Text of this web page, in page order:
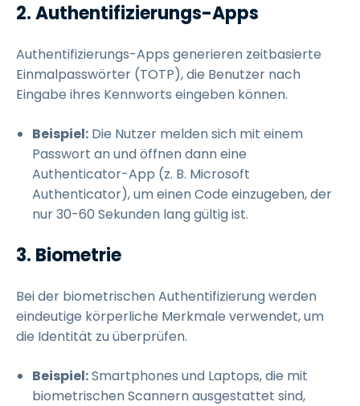
2. Authentifizierungs-Apps
Authentifizierungs-Apps generieren zeitbasierte
Einmalpasswörter (TOTP), die Benutzer nach
Eingabe ihres Kennworts eingeben können.
Beispiel: Die Nutzer melden sich mit einem
Passwort an und öffnen dann eine
Authenticator-App (z. B. Microsoft
Authenticator), um einen Code einzugeben, der
nur 30-60 Sekunden lang gültig ist.
3. Biometrie
Bei der biometrischen Authentifizierung werden
eindeutige körperliche Merkmale verwendet, um
die Identität zu überprüfen.
Beispiel:Smartphones und Laptops, die mit
biometrischen Scannern ausgestattet sind,